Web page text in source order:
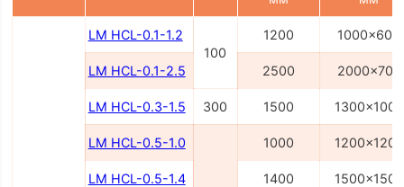
LM HCL-0.1-1.2
100
1200 1000x600
LM HCL-0.1-2.5 2500 2000x700
LM HCL-0.3-1.5 300 1500 1300x1000
LM HCL-0.5-1.0 1000 1200x1200
LM HCL-0.5-1.4 1400 1500x1500